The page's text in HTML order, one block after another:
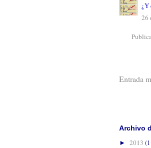
¿Y
26
Entrada
Archivo
► 2013